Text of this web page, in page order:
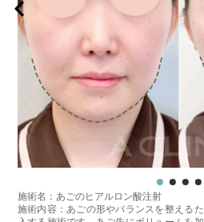
施術名：あごのヒアルロン酸注射
施術内容：あごの形やバランスを整える